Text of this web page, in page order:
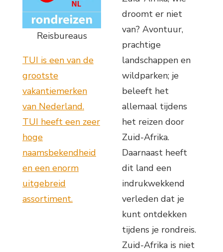
Reisbureaus
TUI is een van de
grootste
vakantiemerken
van Nederland.
TUI heeft een zeer
hoge
naamsbekendheid
en een enorm
uitgebreid
assortiment.
droomt er niet
van? Avontuur,
prachtige
landschappen en
wildparken; je
beleeft het
allemaal tijdens
het reizen door
Zuid-Afrika.
Daarnaast heeft
dit land een
indrukwekkend
verleden dat je
kunt ontdekken
tijdens je rondreis.
Zuid-Afrika is niet